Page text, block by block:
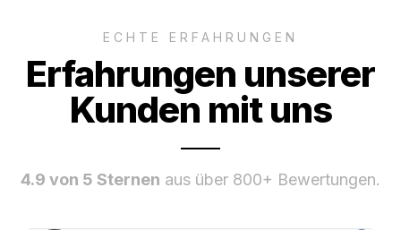
ECHTE ERFAHRUNGEN
Erfahrungen unserer
Kunden mit uns
4.9 von 5 Sternen aus über 800+ Bewertungen.